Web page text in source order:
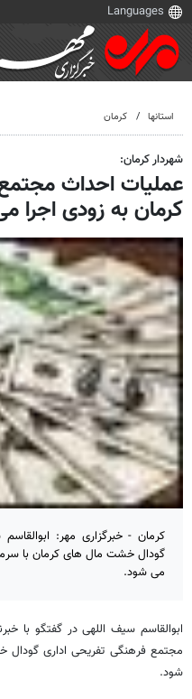
استانها کرمان
شهردار کرمان:
عملیات احداث
کرمان به زودی اجرا
کرمان - خبرگزاری مهر:
گودال خشت مال های کرمان با
می شود.
ابوالقاسم سیف اللهی در گفتگو با
مجتمع فرهنگی تفریحی اداری
شود.